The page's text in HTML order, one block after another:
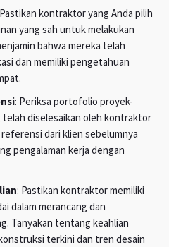
kontraktor yang Anda pilih
yang sah untuk melakukan
bahwa mereka telah
dan memiliki pengetahuan
: Periksa portofolio proyek-
telah diselesaikan oleh kontraktor
dari klien sebelumnya
pengalaman kerja dengan
: Pastikan kontraktor memiliki
dalam merancang dan
Tanyakan tentang keahlian
terkini dan tren desain